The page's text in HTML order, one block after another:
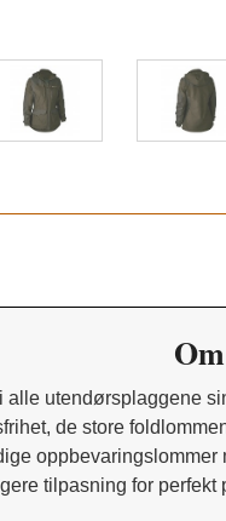
utendørsplaggene
de store
tilpasning for perfekt